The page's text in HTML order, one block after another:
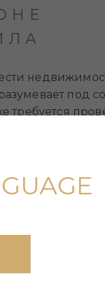
под
требуется
налоги. Они
аренду. Далее